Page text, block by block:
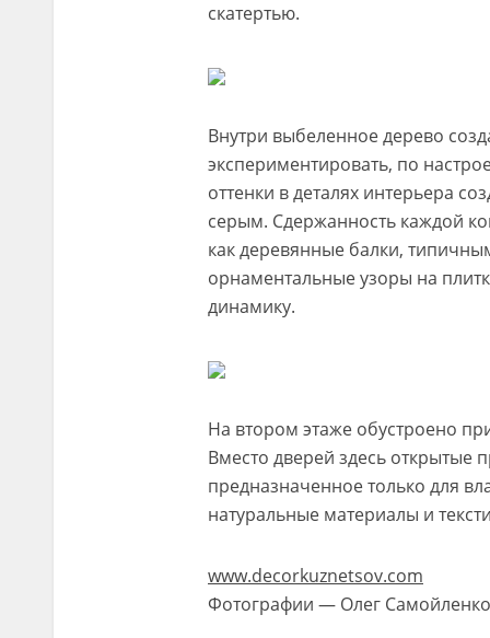
скатертью.
Внутри выбеленное дерево
экспериментировать, по
оттенки в деталях интерьера
серым. Сдержанность каждой
как деревянные балки,
орнаментальные узоры на
динамику.
На втором этаже обустроено
Вместо дверей здесь открытые
предназначенное только для
натуральные материалы и
www.decorkuznetsov.com
Фотографии — Олег Самойленко